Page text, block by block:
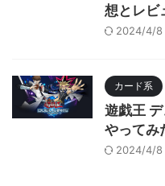
想とレビ
2024/4/8
カード系
遊戯王
やってみ
2024/4/8